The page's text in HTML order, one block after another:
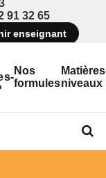
91 32 65
enseignant
Nos
formulesniveaux